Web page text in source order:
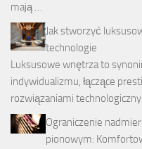
mają …
Jak stworzyć
technologie
Luksusowe wnętrza to
indywidualizmu, łączące
rozwiązaniami
Ograniczenie
pionowym: